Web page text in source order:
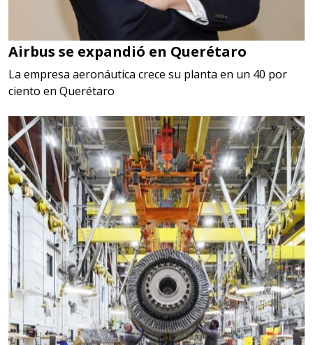
Airbus se expandió en Querétaro
La empresa aeronáutica crece su planta en un 40 por
ciento en Querétaro